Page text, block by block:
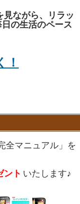
見ながら、リラッ
の生活のペース
！
全マニュアル」を
ント いたします♪